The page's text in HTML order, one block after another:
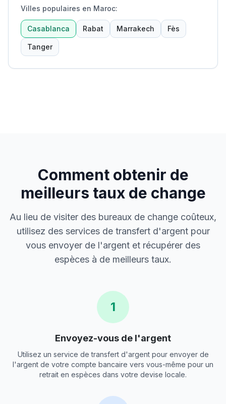
Villes populaires en Maroc:
Casablanca Rabat Marrakech Fès
Tanger
Comment obtenir de
meilleurs taux de change
Au lieu de visiter des bureaux de change coûteux,
utilisez des services de transfert d'argent pour
vous envoyer de l'argent et récupérer des
espèces à de meilleurs taux.
1
Envoyez-vous de l'argent
Utilisez un service de transfert d'argent pour envoyer de
l'argent de votre compte bancaire vers vous-même pour un
retrait en espèces dans votre devise locale.